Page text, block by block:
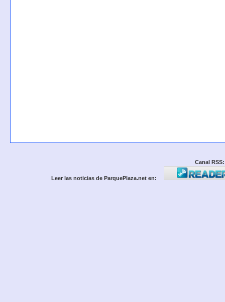
Canal RSS:
Leer las noticias de ParquePlaza.net en: